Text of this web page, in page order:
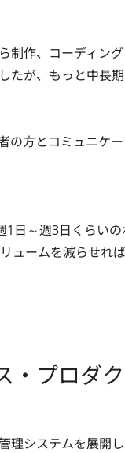
制作、コーディン
たが、もっと中長
の方とコミュニケ
1日～週3日くらい
ュームを減らせれ
・プロダ
理システムを展開し